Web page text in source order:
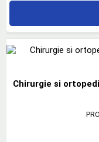
Chirurgie si